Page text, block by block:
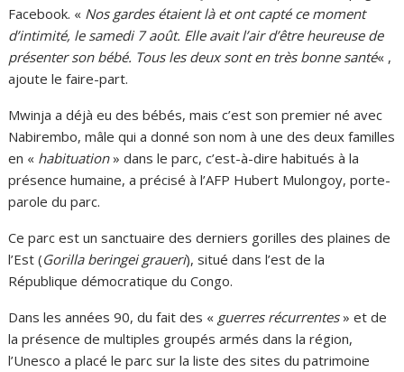
Facebook. « Nos gardes étaient là et ont capté ce moment
d’intimité, le samedi 7 août. Elle avait l’air d’être heureuse de
présenter son bébé. Tous les deux sont en très bonne santé« ,
ajoute le faire-part.
Mwinja a déjà eu des bébés, mais c’est son premier né avec
Nabirembo, mâle qui a donné son nom à une des deux familles
en « habituation» dans le parc, c’est-à-dire habitués à la
présence humaine, a précisé à l’AFP Hubert Mulongoy, porte-
parole du parc.
Ce parc est un sanctuaire des derniers gorilles des plaines de
l’Est (Gorilla beringei graueri), situé dans l’est de la
République démocratique du Congo.
Dans les années 90, du fait des « guerres récurrentes» et de
la présence de multiples groupés armés dans la région,
l’Unesco a placé le parc sur la liste des sites du patrimoine